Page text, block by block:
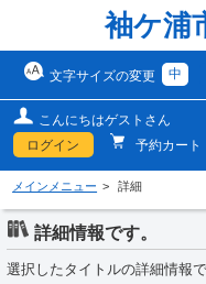
袖ケ浦
文字サイズの変更 中
こんにちはゲストさん
ログイン
予約カート
メインメニュー 詳細
詳細情報です。
選択したタイトルの詳細情報で